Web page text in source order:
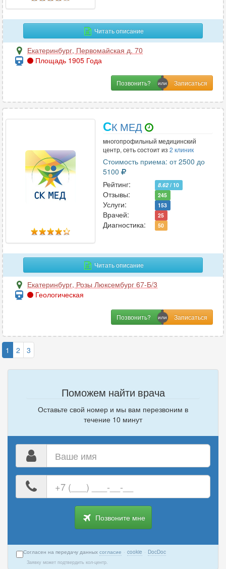
Читать описание
Екатеринбург, Первомайская д. 70
Площадь 1905 Года
Позвонить?
СК МЕД
многопрофильный медицинский
центр, сеть состоит из 2 клиник
Стоимость приема: от 2500 до
5100
Рейтинг:
8.62 / 10
Отзывы: 245
Услуги: 153
Врачей: 25
Диагностика: 50
Читать описание
Екатеринбург, Розы Люксембург 67-Б/3
Геологическая
Позвонить?
1 2 3
Поможем найти врача
Оставьте свой номер и мы вам перезвоним в
течение 10 минут
номер
телефона
Позвоните мне
Согласен на передачу данных согласие · cookie · DocDoc
Заявку может подтвердить кол-центр.